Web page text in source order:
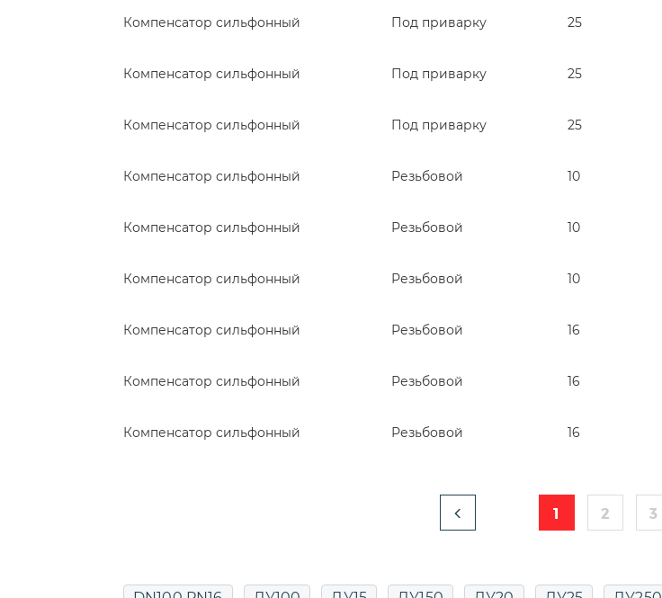
Компенсатор сильфонный Под приварку 25
Компенсатор сильфонный Под приварку 25
Компенсатор сильфонный Под приварку 25
Компенсатор сильфонный Резьбовой 10
Компенсатор сильфонный Резьбовой 10
Компенсатор сильфонный Резьбовой 10
Компенсатор сильфонный Резьбовой 16
Компенсатор сильфонный Резьбовой 16
Компенсатор сильфонный Резьбовой 16
1 2 3